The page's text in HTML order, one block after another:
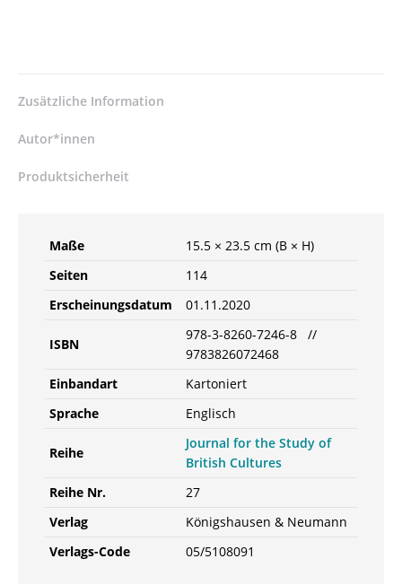
the
of
Cultures,
1/2020
Robert
(Hrsg.)
9783826072468
7246-
Zusätzliche Information
Autor*innen
Produktsicherheit
Maße
15.5 × 23.5 cm (B × H)
Seiten
114
Erscheinungsdatum
01.11.2020
ISBN
978-3-8260-7246-8 //
9783826072468
Einbandart
Kartoniert
Sprache
Englisch
Reihe
Journal for the Study of
British Cultures
Reihe Nr.
27
Verlag
Königshausen & Neumann
Verlags-Code
05/5108091